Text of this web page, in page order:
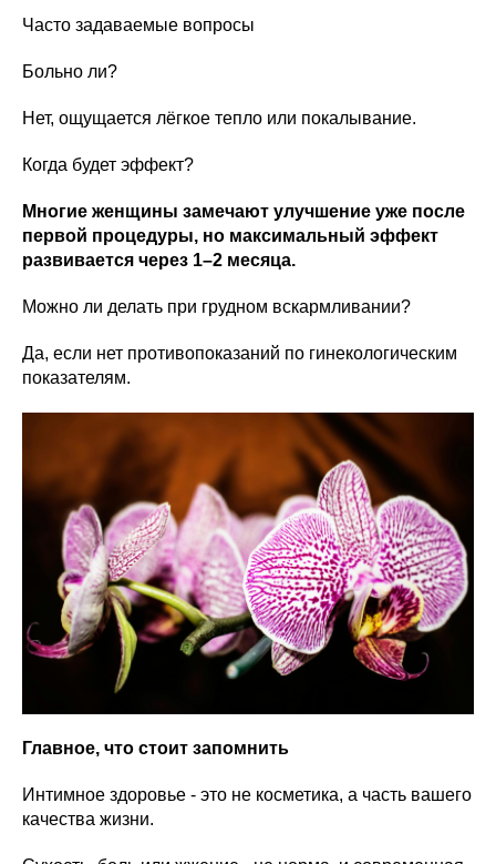
Часто задаваемые вопросы
Больно ли?
Нет, ощущается лёгкое тепло или покалывание.
Когда будет эффект?
Многие женщины замечают улучшение уже после
первой процедуры, но максимальный эффект
развивается через 1–2 месяца.
Можно ли делать при грудном вскармливании?
Да, если нет противопоказаний по гинекологическим
показателям.
Главное, что стоит запомнить
Интимное здоровье - это не косметика, а часть вашего
качества жизни.